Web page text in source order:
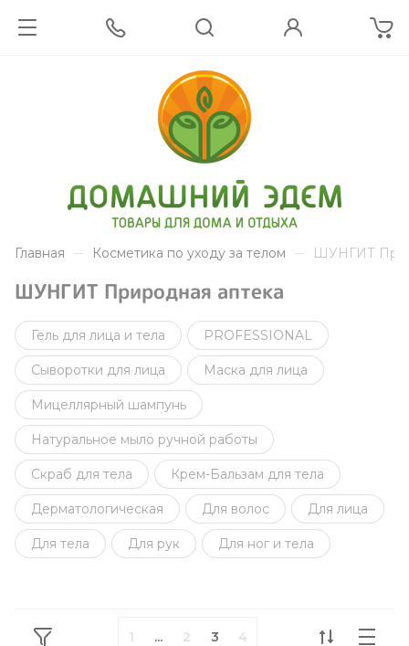
Главная Косметика по уходу за телом ШУНГИТ
ШУНГИТ Природная аптека
Гель для лица и тела PROFESSIONAL
Сыворотки для лица Маска для лица
Мицеллярный шампунь
Натуральное мыло ручной работы
Скраб для тела Крем-Бальзам для тела
Дерматологическая Для волос Для лица
Для тела Для рук Для ног и тела
1 ... 2 3 4